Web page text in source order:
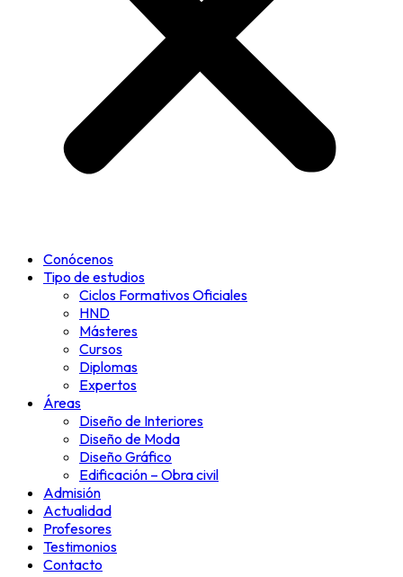
Conócenos
Tipo de estudios
Ciclos Formativos Oficiales
HND
Másteres
Cursos
Diplomas
Expertos
Áreas
Diseño de Interiores
Diseño de Moda
Diseño Gráfico
Edificación – Obra civil
Admisión
Actualidad
Profesores
Testimonios
Contacto